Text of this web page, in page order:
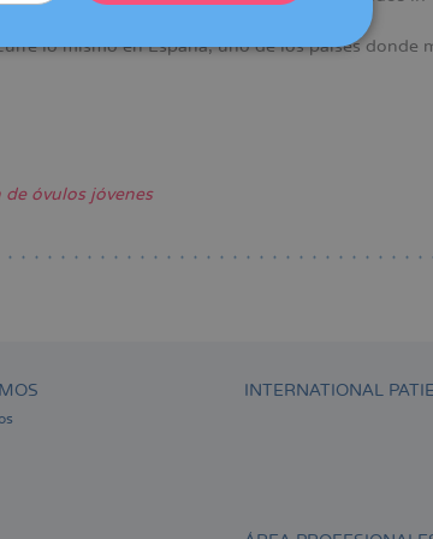
lo mismo en España, uno de los países donde
de óvulos jóvenes
INTERNATIONAL
ITALIANO